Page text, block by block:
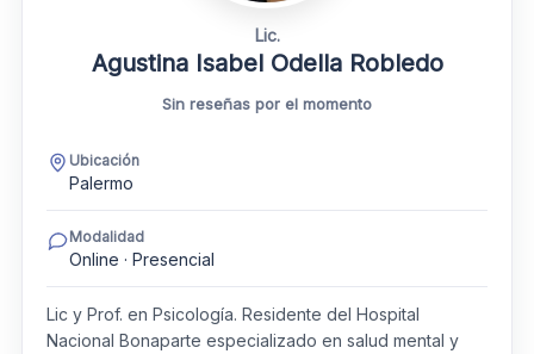
Lic.
Agustina Isabel Odella Robledo
Sin reseñas por el momento
Ubicación
Palermo
Modalidad
Online · Presencial
Lic y Prof. en Psicología. Residente del Hospital
Nacional Bonaparte especializado en salud mental y